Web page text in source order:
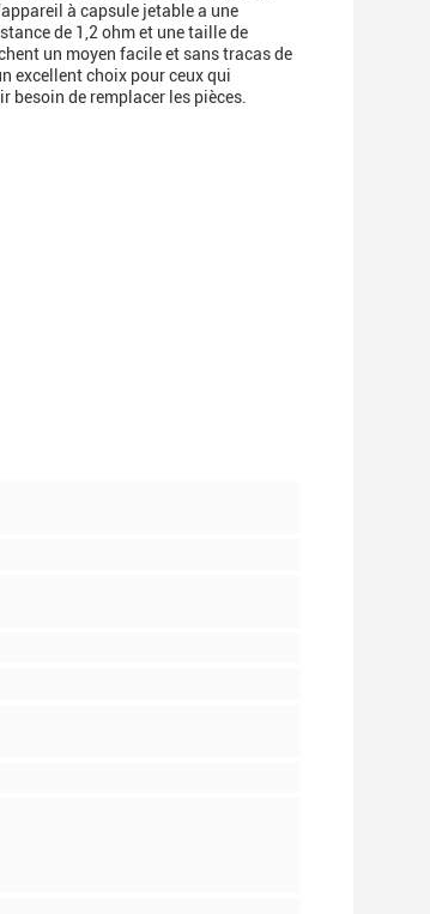
à capsule jetable a une
de 1,2 ohm et une taille de
un moyen facile et sans tracas de
excellent choix pour ceux qui
besoin de remplacer les pièces.